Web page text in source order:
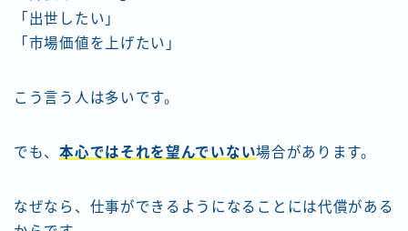
「出世したい」
「市場価値を上げたい」
こう言う人は多いです。
でも、本心ではそれを望んでいない場合があります。
なぜなら、仕事ができるようになることには代償がある